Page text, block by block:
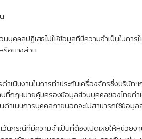
คลปฏิเสธไม่ให้ข้อมูลที่มีความจำเป็นในการ
รือบางส่วน
เนินงานในการทำประกันเครื่องจักรซึ่งบริษัท
กฎหมายคุ้มครองข้อมูลส่วนบุคคลของไทยกำ
ำเนินการบุคคลภายนอกจะไม่สามารถใช้ข้อมู
นกรณีที่มีความจำเป็นที่ต้องเปิดเผยให้หน่วย